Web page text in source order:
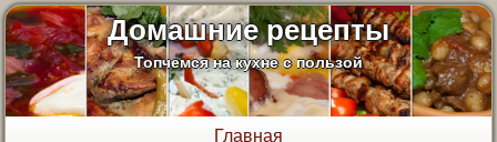
Домашние рецепты
Топчемся на кухне с пользой
Главная